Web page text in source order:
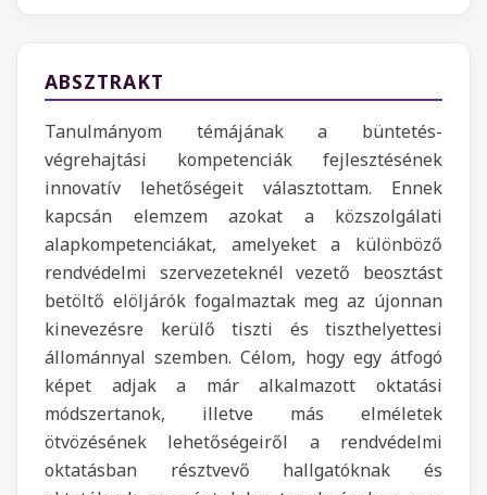
ABSZTRAKT
Tanulmányom témájának a büntetés-
végrehajtási kompetenciák fejlesztésének
innovatív lehetőségeit választottam. Ennek
kapcsán elemzem azokat a közszolgálati
alapkompetenciákat, amelyeket a különböző
rendvédelmi szervezeteknél vezető beosztást
betöltő elöljárók fogalmaztak meg az újonnan
kinevezésre kerülő tiszti és tiszthelyettesi
állománnyal szemben. Célom, hogy egy átfogó
képet adjak a már alkalmazott oktatási
módszertanok, illetve más elméletek
ötvözésének lehetőségeiről a rendvédelmi
oktatásban résztvevő hallgatóknak és